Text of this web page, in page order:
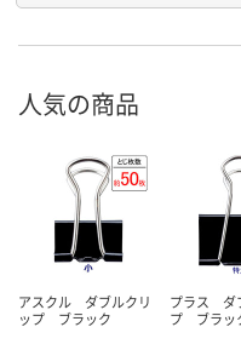
人気の商品
アスクル ダブルクリ
ップ ブラック
プラス ダ
プ ブラッ